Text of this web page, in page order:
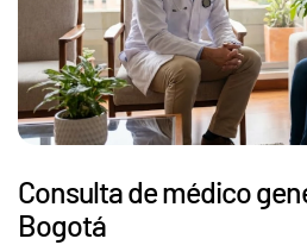
Consulta de médico
Bogotá